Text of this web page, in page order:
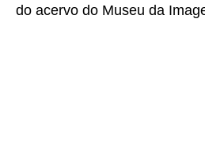
do acervo do Museu da